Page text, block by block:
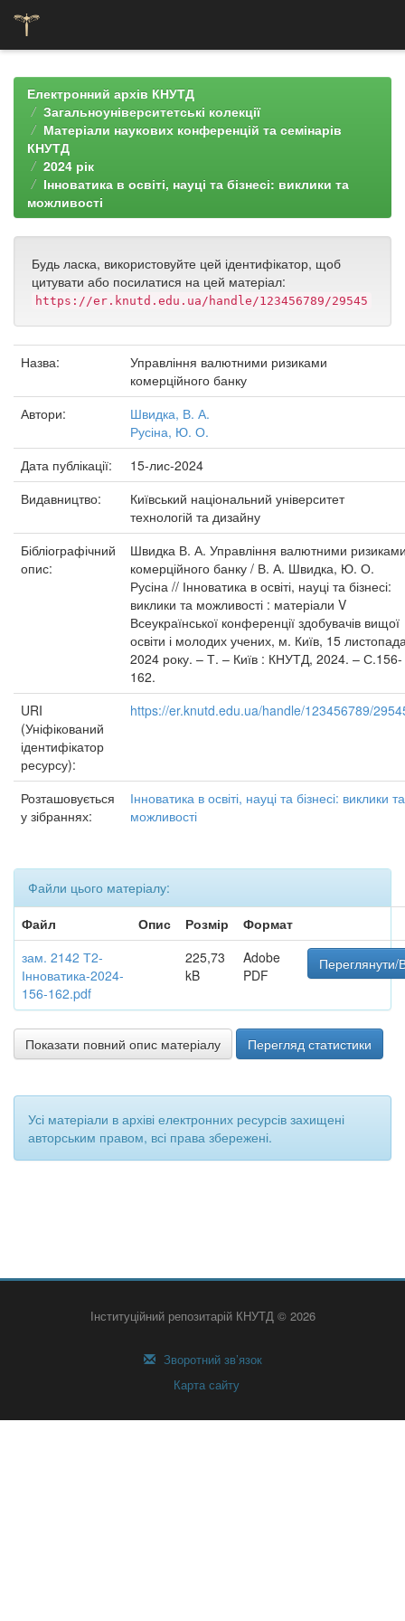
navigationЕлектронний архів КНУТД
Загальноуніверситетські колекції
Матеріали наукових конференцій та семінарів
КНУТД
2024 рік
Інноватика в освіті, науці та бізнесі: виклики та
можливості
Будь ласка, використовуйте цей ідентифікатор, щоб
цитувати або посилатися на цей матеріал:
https://er.knutd.edu.ua/handle/123456789/29545
Назва:
Управління валютними ризиками
комерційного банку
Автори:
Швидка, В. А.
Русіна, Ю. О.
Дата публікації:
15-лис-2024
Видавництво:
Київський національний університет
технологій та дизайну
Бібліографічний
опис:
Швидка В. А. Управління валютними
комерційного банку / В. А. Швидка, Ю. О.
Русіна // Інноватика в освіті, науці та бізнесі:
виклики та можливості : матеріали V
Всеукраїнської конференції здобувачів вищої
освіти і молодих учених, м. Київ, 15
2024 року. – Т. – Київ : КНУТД, 2024. – С.156-
162.
URI
(Уніфікований
ідентифікатор
ресурсу):
https://er.knutd.edu.ua/handle/123456789/
Розташовується
у зібраннях:
Інноватика в освіті, науці та бізнесі: виклики та
можливості
Файли цього матеріалу:
Файл
Опис Розмір
Формат
зам. 2142 Т2-
Інноватика-2024-
156-162.pdf
225,73
kB
Adobe
PDF
Переглянути/
Показати повний опис матеріалу Перегляд статистики
Усі матеріали в архіві електронних ресурсів захищені
авторським правом, всі права збережені.
Інституційний репозитарій КНУТД © 2026
Зворотний зв’язок
Карта сайту